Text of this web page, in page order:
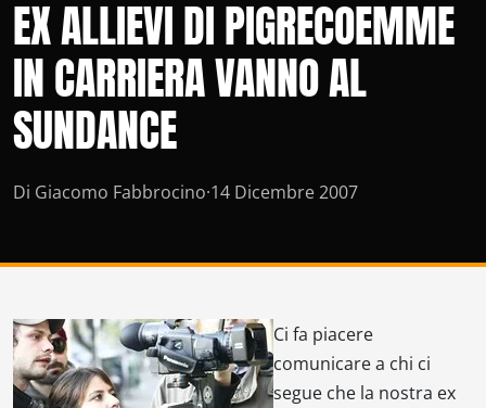
EX ALLIEVI DI PIGRECOEMME
IN CARRIERA VANNO AL
SUNDANCE
Di Giacomo Fabbrocino·14 Dicembre 2007
Ci fa piacere
comunicare a chi ci
segue che la nostra ex